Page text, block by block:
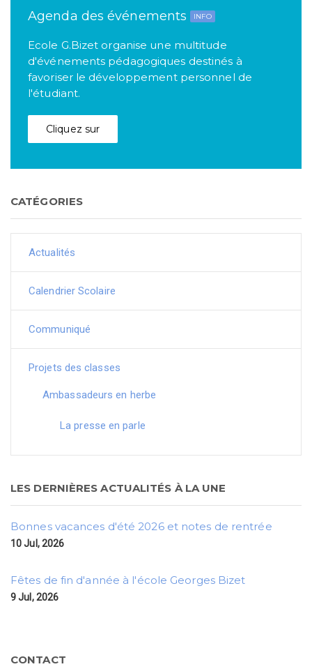
Agenda des événements INFO
Ecole G.Bizet organise une multitude
d'événements pédagogiques destinés à
favoriser le développement personnel de
l'étudiant.
Cliquez sur
CATÉGORIES
Actualités
Calendrier Scolaire
Communiqué
Projets des classes
Ambassadeurs en herbe
La presse en parle
LES DERNIÈRES ACTUALITÉS À LA UNE
Bonnes vacances d'été 2026 et notes de rentrée
10 Jul, 2026
Fêtes de fin d'année à l'école Georges Bizet
9 Jul, 2026
CONTACT